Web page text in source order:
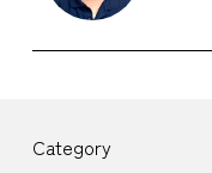
Category